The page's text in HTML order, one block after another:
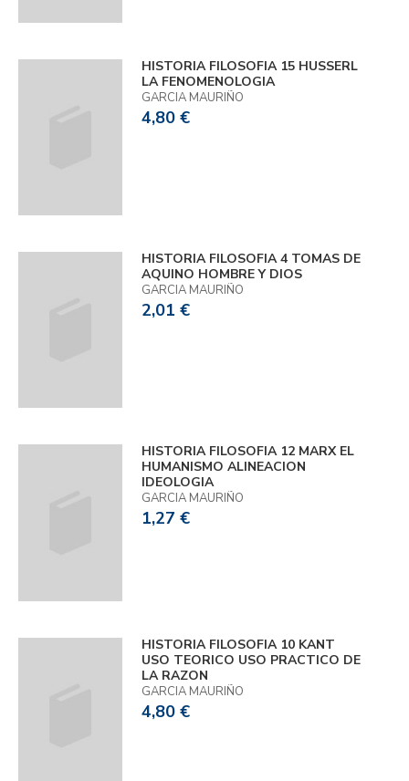
HISTORIA FILOSOFIA 15 HUSSERL
LA FENOMENOLOGIA
GARCIA MAURIÑO
4,80 €
HISTORIA FILOSOFIA 4 TOMAS DE
AQUINO HOMBRE Y DIOS
GARCIA MAURIÑO
2,01 €
HISTORIA FILOSOFIA 12 MARX EL
HUMANISMO ALINEACION
IDEOLOGIA
GARCIA MAURIÑO
1,27 €
HISTORIA FILOSOFIA 10 KANT
USO TEORICO USO PRACTICO DE
LA RAZON
GARCIA MAURIÑO
4,80 €